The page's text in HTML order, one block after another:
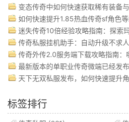
变态传奇中如何快速获取稀有装备
如何快速提升1.85热血传奇sf角色
迷失传奇10倍经验攻略指南：探索
传奇私服挂机助手：自动升级不求
传奇外传2.0服务端下载攻略指南
最新版本的单职业传奇微端已经发
天下无双私服发布，如何快速提升
标签排行